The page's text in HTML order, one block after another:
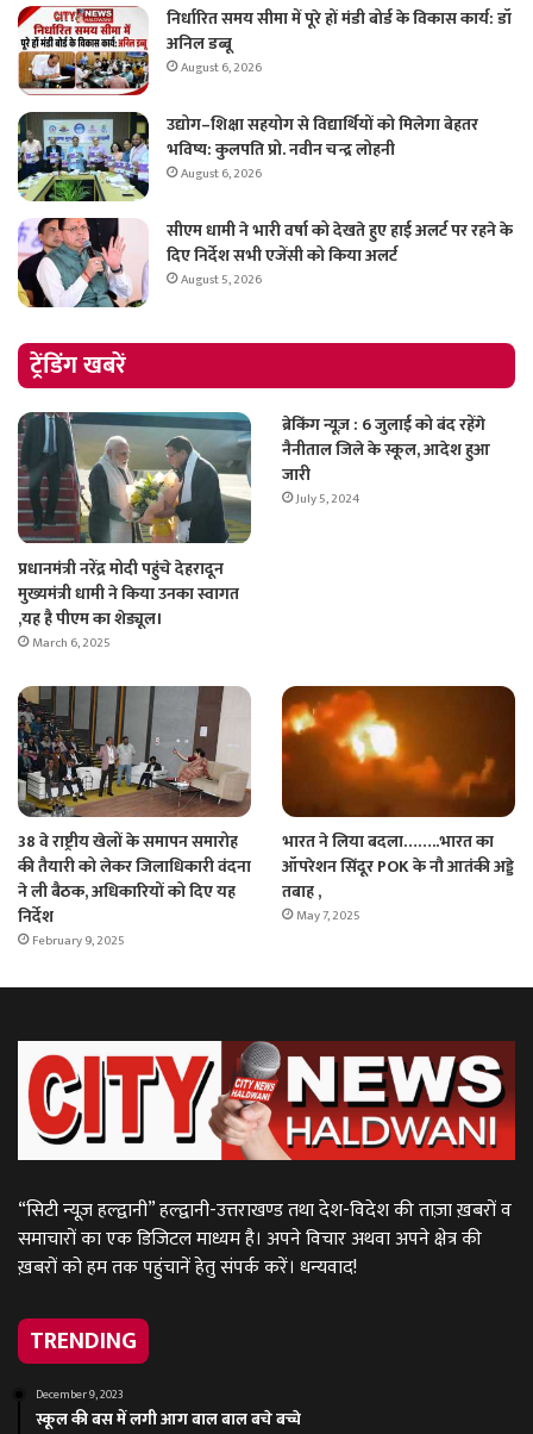
निर्धारित समय सीमा में पूरे हों मंडी बोर्ड के विकास कार्य: डॉ
अनिल डब्बू
August 6, 2026
उद्योग–शिक्षा सहयोग से विद्यार्थियों को मिलेगा बेहतर
भविष्य: कुलपति प्रो. नवीन चन्द्र लोहनी
August 6, 2026
सीएम धामी ने भारी वर्षा को देखते हुए हाई अलर्ट पर रहने के
दिए निर्देश सभी एजेंसी को किया अलर्ट
August 5, 2026
ट्रेंडिंग खबरें
प्रधानमंत्री नरेंद्र मोदी पहुंचे देहरादून
मुख्यमंत्री धामी ने किया उनका स्वागत
,यह है पीएम का शेड्यूल।
March 6, 2025
ब्रेकिंग न्यूज़ : 6 जुलाई को बंद रहेंगे
नैनीताल जिले के स्कूल, आदेश हुआ
जारी
July 5, 2024
38 वे राष्ट्रीय खेलों के समापन समारोह
की तैयारी को लेकर जिलाधिकारी वंदना
ने ली बैठक, अधिकारियों को दिए यह
निर्देश
February 9, 2025
भारत ने लिया बदला……..भारत का
ऑपरेशन सिंदूर POK के नौ आतंकी अड्डे
तबाह ,
May 7, 2025
“सिटी न्यूज़ हल्द्वानी” हल्द्वानी-उत्तराखण्ड तथा देश-विदेश की ताज़ा ख़बरों व
समाचारों का एक डिजिटल माध्यम है। अपने विचार अथवा अपने क्षेत्र की
ख़बरों को हम तक पहुंचानें हेतु संपर्क करें। धन्यवाद!
TRENDING
December 9, 2023
स्कूल की बस में लगी आग बाल बाल बचे बच्चे